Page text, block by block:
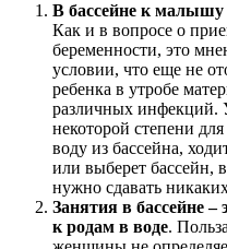
В бассейне к
Как и в вопросе о
беременности, это
условии, что еще не
ребенка в утробе
различных инфекций.
некоторой степени
воду из бассейна,
или выберет бассейн,
нужно сдавать
Занятия в бассейне –
к родам в воде.